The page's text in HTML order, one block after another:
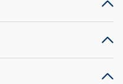
am
der Bahnstraße in